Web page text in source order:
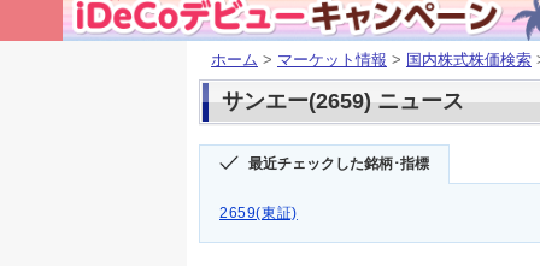
ホーム > マーケット情報 > 国内株式株価検索
サンエー(2659) ニュース
最近チェックした銘柄･指標
2659(東証)